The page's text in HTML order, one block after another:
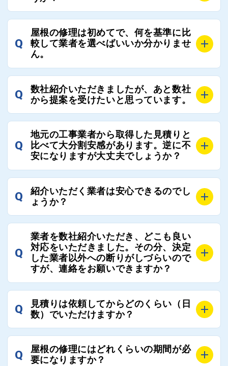
お客様のご要望をお聞きし、条件に合った工事業者を
最大3社まで選定し、ご紹介いたします。
そのため、お客様に比較する業者を選定いただく必要
Q
屋根の修理は初めてで、何を基準に比
較して業者を選べばいいか分かりませ
ん。
選定基準はお客様によって異なりますが、価格はもち
ろんのこと、実績面や保証面、担当者の人柄や社歴、
近さやアフターフォローの充実度などを各社で比較
し、総合的に判断ください。
また、選定に迷った際などは屋根コネクト事務局へご
連絡いただければ、お客様の屋根修理を全面的にフォ
ローさせていただきます。お気軽にご相談ください。
Q
数社紹介いただきましたが、あと数社
から提案を受けたいと思っています。
全国300社以上の登録業者がございますので、プラス
でご紹介の要望をいただければ、即時屋根コネクトに
て対応させていただきます。お気軽にお申し付けくだ
Q
地元の工事業者から取得した見積りと
比べて大分割安感があります。逆に不
安になりますが大丈夫でしょうか？
残念ながら、リフォーム業界は費用の内訳に不透明な
部分が多く、一見同じ工事でも１００万円以上の差が
出る場合もあります。
屋根コネクトではそのような不安を抱えてしまう屋根
の修理において、適正で公正な工事業者選びのお手伝
いをさせていただくサイトでございます。
まだまだそのような業界だからこそ比較が重要になり
ますので、是非屋根コネクトを活用ください。
Q
紹介いただく業者は安心できるのでし
ょうか？
屋根コネクトでは、お客様の安心を支える「優良工事
業者チェック制度」を設けております。
屋根コネクトにて定期的にお客様アンケートを実施
し、そこで評価の低かった業者は事実確認の上で、屋
根コネクトの判断により即時登録を解除できる契約と
優良業者のみをご紹介できる体制により、お客様の安
心と信頼を維持しております。
Q
業者を数社紹介いただき、どこも良い
対応をいただきました。その分、決定
した業者以外への断りがしづらいので
すが、連絡をお願いできますか？
屋根コネクトにお任せください。屋根コネクトでは、
工事業者へのお断りも無料で代行しております。
ご質問いただいたような、お客様が心苦しい思いをさ
れる必要はございませんので、いつでもお気軽にご相
談ください。
Q
見積りは依頼してからどのくらい（日
数）でいただけますか？
工事業者にもよりますが、おおよそ現地調査後3日～1
週間前後にはお届けできます。
Q
屋根の修理にはどれくらいの期間が必
要になりますか？